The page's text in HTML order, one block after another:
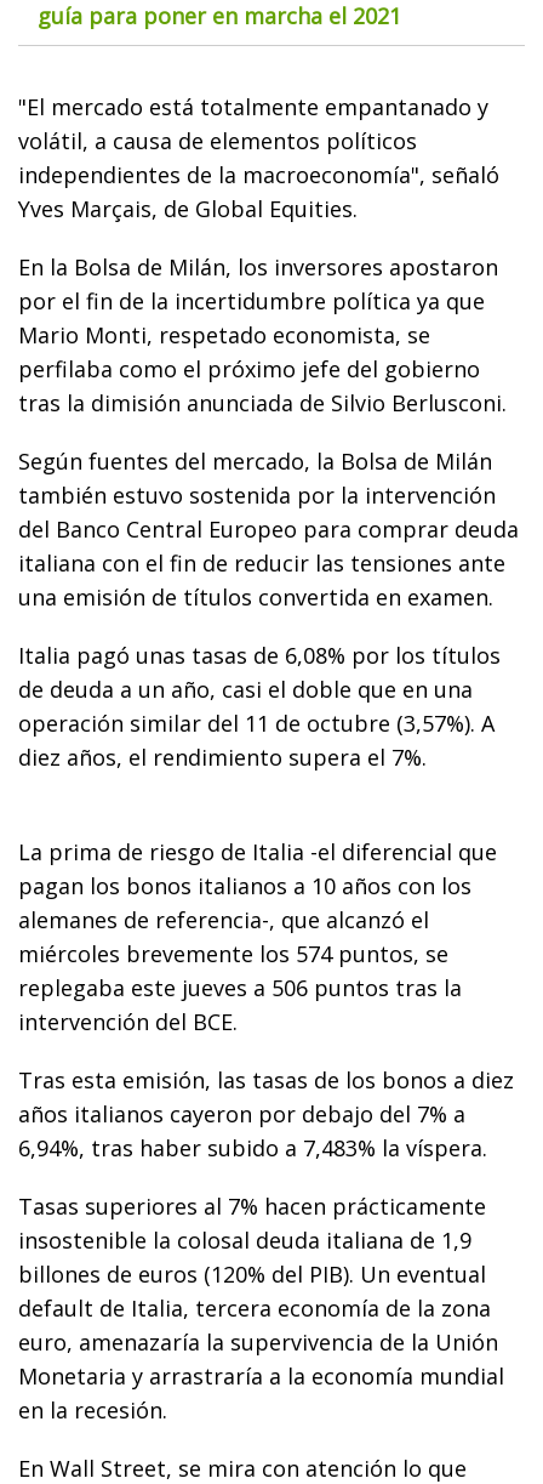
guía para poner en marcha el 2021
"El mercado está totalmente empantanado y
volátil, a causa de elementos políticos
independientes de la macroeconomía", señaló
Yves Marçais, de Global Equities.
En la Bolsa de Milán, los inversores apostaron
por el fin de la incertidumbre política ya que
Mario Monti, respetado economista, se
perfilaba como el próximo jefe del gobierno
tras la dimisión anunciada de Silvio Berlusconi.
Según fuentes del mercado, la Bolsa de Milán
también estuvo sostenida por la intervención
del Banco Central Europeo para comprar deuda
italiana con el fin de reducir las tensiones ante
una emisión de títulos convertida en examen.
Italia pagó unas tasas de 6,08% por los títulos
de deuda a un año, casi el doble que en una
operación similar del 11 de octubre (3,57%). A
diez años, el rendimiento supera el 7%.
La prima de riesgo de Italia -el diferencial que
pagan los bonos italianos a 10 años con los
alemanes de referencia-, que alcanzó el
miércoles brevemente los 574 puntos, se
replegaba este jueves a 506 puntos tras la
intervención del BCE.
Tras esta emisión, las tasas de los bonos a diez
años italianos cayeron por debajo del 7% a
6,94%, tras haber subido a 7,483% la víspera.
Tasas superiores al 7% hacen prácticamente
insostenible la colosal deuda italiana de 1,9
billones de euros (120% del PIB). Un eventual
default de Italia, tercera economía de la zona
euro, amenazaría la supervivencia de la Unión
Monetaria y arrastraría a la economía mundial
en la recesión.
En Wall Street, se mira con atención lo que